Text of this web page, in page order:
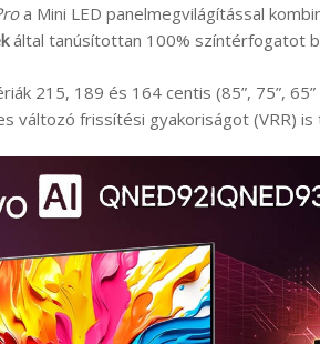
a Mini LED panelmegvilágítással
által tanúsítottan 100% színtérfogatot
215, 189 és 164 centis (85”, 75”,
változó frissítési gyakoriságot (VRR) is